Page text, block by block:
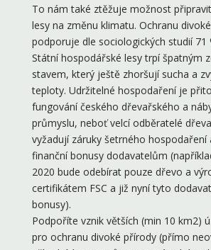
To nám také ztěžuje možnost
lesy na změnu klimatu. Ochranu
podporuje dle sociologických studií 71
Státní hospodářské lesy trpí špatným
stavem, který ještě zhoršují sucha a
teploty. Udržitelné hospodaření je
fungování českého dřevařského a
průmyslu, neboť velcí odběratelé
vyžadují záruky šetrného hospodaření
finanční bonusy dodavatelům
2020 bude odebírat pouze dřevo a
certifikátem FSC a již nyní tyto
bonusy).
Podpoříte vznik větších (min 10 km2)
pro ochranu divoké přírody (přímo